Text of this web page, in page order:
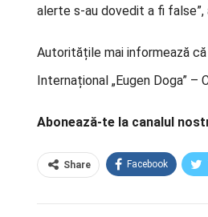
alerte s-au dovedit a fi false”,
Autoritățile mai informează
Internațional „Eugen Doga”
Abonează-te la canalul
Share Facebook